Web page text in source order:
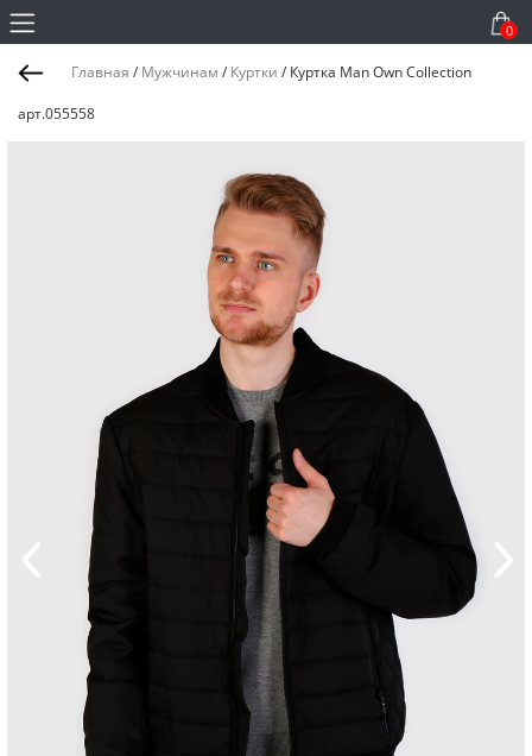
0
Главная / Мужчинам / Куртки / Куртка Man Own Collection
арт.055558